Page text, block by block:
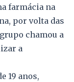
farmácia na
por volta das
chamou a
a
19 anos,